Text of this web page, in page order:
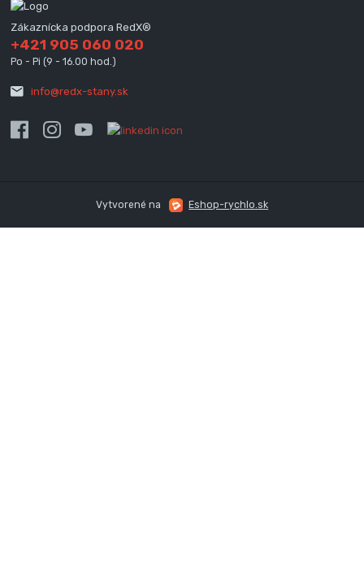
Zákaznícka podpora RedX®
+421 905 060 020
Po - Pi (9 - 16.00 hod.)
info@redx-stany.sk
Vytvorené na Eshop-rychlo.sk